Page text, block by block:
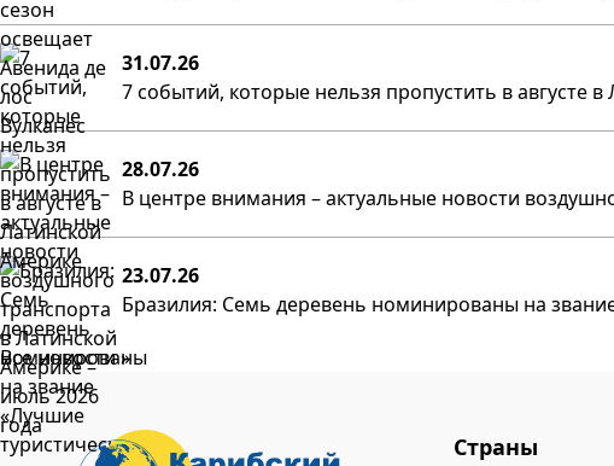
31.07.26
7 событий, которые нельзя пропустить в августе
28.07.26
В центре внимания – актуальные новости
23.07.26
Бразилия: Семь деревень номинированы на
Все новости »
Страны